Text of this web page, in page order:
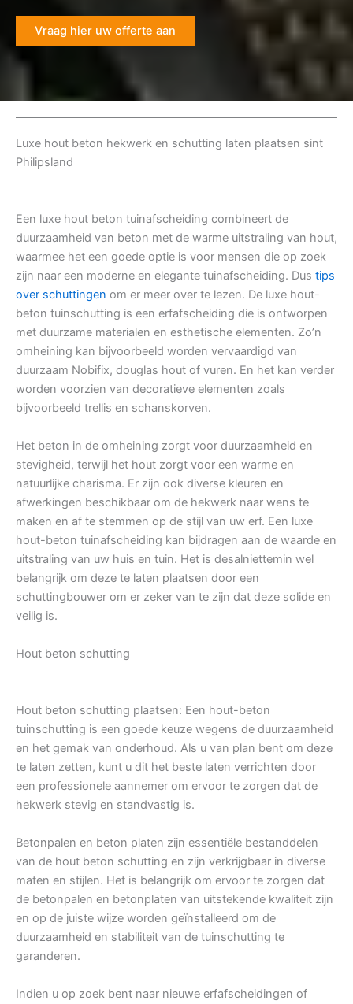
Vraag hier uw offerte aan
Luxe hout beton hekwerk en schutting laten plaatsen sint
Philipsland
Een luxe hout beton tuinafscheiding combineert de
duurzaamheid van beton met de warme uitstraling van hout,
waarmee het een goede optie is voor mensen die op zoek
zijn naar een moderne en elegante tuinafscheiding. Dus tips
over schuttingen om er meer over te lezen. De luxe hout-
beton tuinschutting is een erfafscheiding die is ontworpen
met duurzame materialen en esthetische elementen. Zo’n
omheining kan bijvoorbeeld worden vervaardigd van
duurzaam Nobifix, douglas hout of vuren. En het kan verder
worden voorzien van decoratieve elementen zoals
bijvoorbeeld trellis en schanskorven.
Het beton in de omheining zorgt voor duurzaamheid en
stevigheid, terwijl het hout zorgt voor een warme en
natuurlijke charisma. Er zijn ook diverse kleuren en
afwerkingen beschikbaar om de hekwerk naar wens te
maken en af te stemmen op de stijl van uw erf. Een luxe
hout-beton tuinafscheiding kan bijdragen aan de waarde en
uitstraling van uw huis en tuin. Het is desalniettemin wel
belangrijk om deze te laten plaatsen door een
schuttingbouwer om er zeker van te zijn dat deze solide en
veilig is.
Hout beton schutting
Hout beton schutting plaatsen: Een hout-beton
tuinschutting is een goede keuze wegens de duurzaamheid
en het gemak van onderhoud. Als u van plan bent om deze
te laten zetten, kunt u dit het beste laten verrichten door
een professionele aannemer om ervoor te zorgen dat de
hekwerk stevig en standvastig is.
Betonpalen en beton platen zijn essentiële bestanddelen
van de hout beton schutting en zijn verkrijgbaar in diverse
maten en stijlen. Het is belangrijk om ervoor te zorgen dat
de betonpalen en betonplaten van uitstekende kwaliteit zijn
en op de juiste wijze worden geïnstalleerd om de
duurzaamheid en stabiliteit van de tuinschutting te
garanderen.
Indien u op zoek bent naar nieuwe erfafscheidingen of